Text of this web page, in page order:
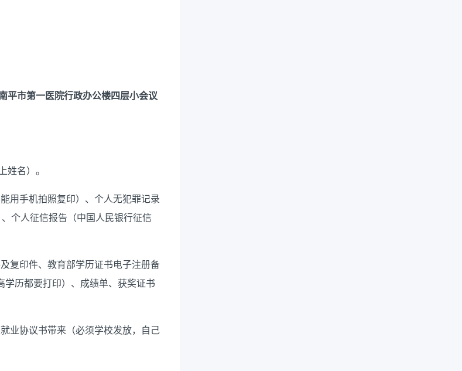
平市第一医院行政办公楼四层小会议
姓名）。
用手机拍照复印）、 个人无犯罪记录
个人征信报告（中国人民银行征信
复印件、教育部学历证书电子注册备
历都要打印）、成绩单、获奖证书
业协议书带来（必须学校发放，自己